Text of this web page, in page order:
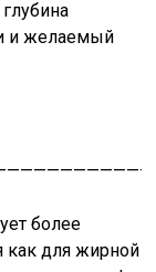
и желаемый
более
как для жирной